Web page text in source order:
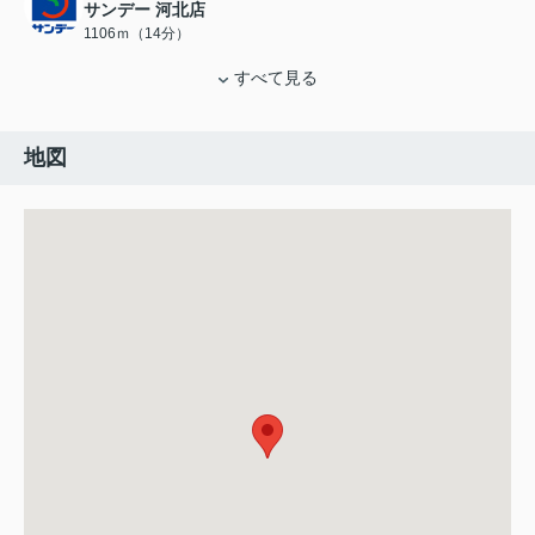
サンデー 河北店
1106ｍ（14分）
すべて見る
地図